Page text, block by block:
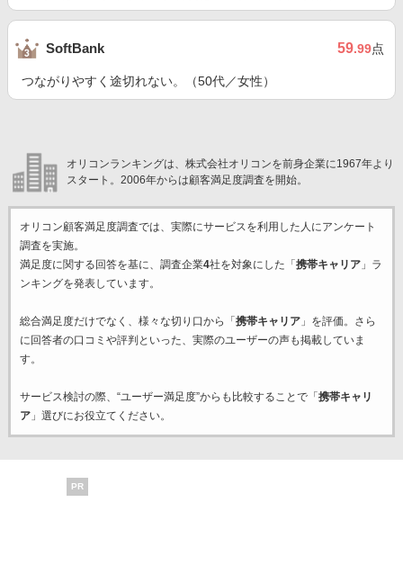
SoftBank 59.99点
つながりやすく途切れない。（50代／女性）
オリコンランキングは、株式会社オリコンを前身企業に1967年より
スタート。2006年からは顧客満足度調査を開始。
オリコン顧客満足度調査では、実際にサービスを利用した 人にアンケート
調査を実施。
満足度に関する回答を基に、調査企業4社を対象にした「 携帯キャリア」ラ
ンキングを発表しています。
総合満足度だけでなく、様々な切り口から「 携帯キャリア」を評価。さら
に回答者の口コミや評判といった、実際のユーザーの声も掲載していま
す。
サービス検討の際、“ユーザー満足度”からも比較することで「 携帯キャリ
ア」選びにお役立てください。
PR